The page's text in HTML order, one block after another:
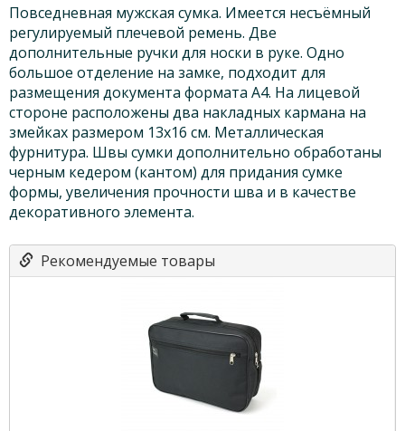
Повседневная мужская сумка. Имеется несъёмный
регулируемый плечевой ремень. Две
дополнительные ручки для носки в руке. Одно
большое отделение на замке, подходит для
размещения документа формата А4. На лицевой
стороне расположены два накладных кармана на
змейках размером 13х16 см. Металлическая
фурнитура. Швы сумки дополнительно обработаны
черным кедером (кантом) для придания сумке
формы, увеличения прочности шва и в качестве
декоративного элемента.
Рекомендуемые товары